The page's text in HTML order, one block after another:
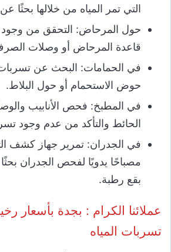
التي تمر المياه من خلالها بحثًا
حول المرحاض: التحقق من
قاعدة المرحاض أو وصلات
في الحمامات: البحث عن
حوض الاستحمام أو حول البلاط.
في المطبخ: فحص الأنابيب
الحائط والتأكد من عدم وجود
في الجدران: تمرير جهاز كشف
مصباحًا يدويًا لفحص الجدران
بقع رطبة.
عملائنا الكرام : بجدة بأسعار
تسربات المياه